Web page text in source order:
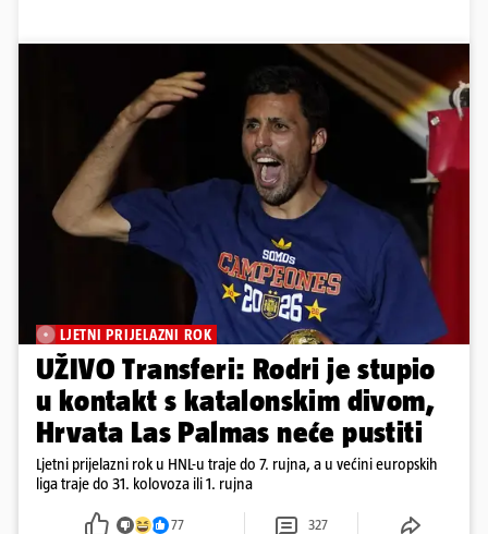
LJETNI PRIJELAZNI ROK
UŽIVO Transferi: Rodri je stupio
u kontakt s katalonskim divom,
Hrvata Las Palmas neće pustiti
Ljetni prijelazni rok u HNL-u traje do 7. rujna, a u većini europskih
liga traje do 31. kolovoza ili 1. rujna
77 327